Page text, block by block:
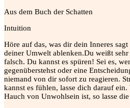
Aus dem Buch der Schatten
Intuition
Höre auf das, was dir dein Inneres
deiner Umwelt ablenken.Du weißt
falsch. Du kannst es spüren! Sei es,
gegenüberstehst oder eine
niemand von dir sofort zu reagieren.
kannst es fühlen, lasse dich darauf
Hauch von Unwohlsein ist, so lasse